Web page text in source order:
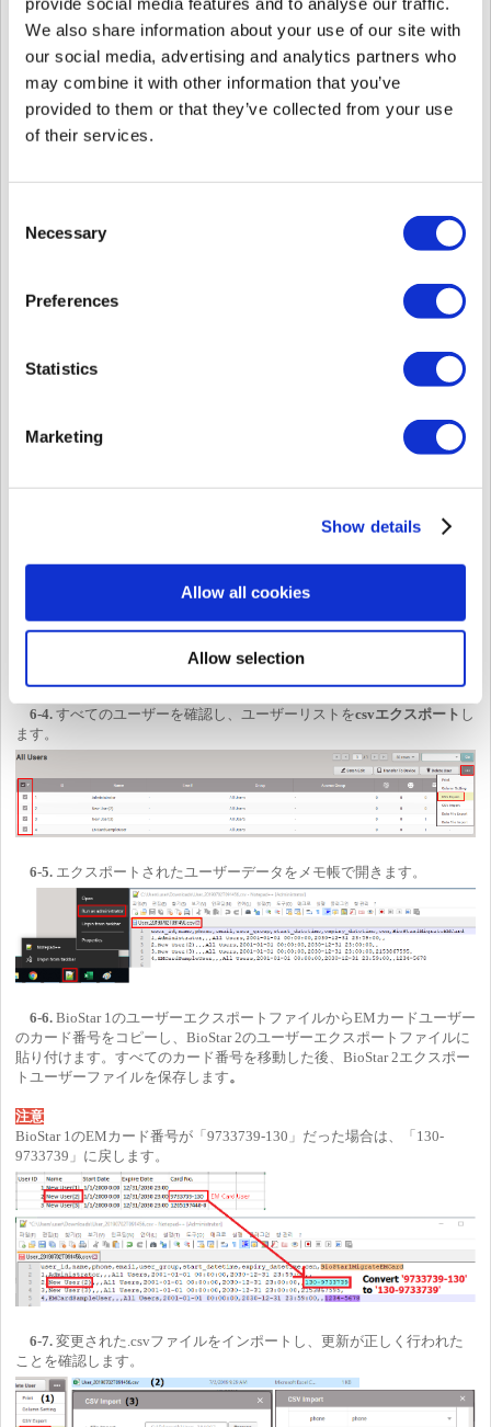
We also share information about your use of our site with
our social media, advertising and analytics partners who
may combine it with other information that you’ve
provided to them or that they’ve collected from your use
of their services.
Selection
Necessary
Preferences
Statistics
Marketing
Show details
Allow all cookies
Allow selection
Wiegandカードフォーマットを作成します。
任意のWiegandカード番号を入力して新しいユーザーを作成しま
い。
6-4. すべてのユーザーを確認し、ユーザーリストをcsvエクスポート し
ます。
6-5. エクスポートされたユーザーデータをメモ帳で開きます。
6-6. BioStar 1のユーザーエクスポートファイルからEMカードユーザー
のカード番号をコピーし、BioStar 2のユーザーエクスポートファイルに
貼り付けます。すべてのカード番号を移動した後、BioStar 2エクスポー
トユーザーファイルを保存します。
注意
BioStar 1のEMカード番号が「9733739-130」だった場合は、「130-
9733739」に戻します。
6-7. 変更された.csvファイルをインポートし、更新が正しく行われた
ことを確認します。